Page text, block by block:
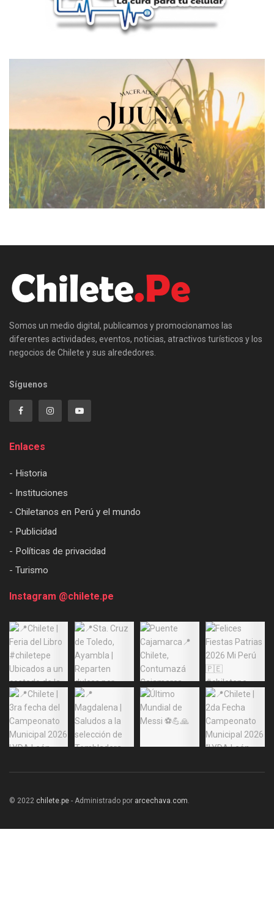
Somos un medio digital, publicamos y promocionamos las
diferentes actividades, eventos, noticias, atractivos turísticos y los
negocios de Chilete y sus alrededores.
Síguenos
Enlaces
- Historia
- Instituciones
- Chiletanos en Perú y el mundo
- Publicidad
- Políticas de privacidad
- Turismo
Instagram @chilete.pe
© 2022 chilete.pe - Administrado por arcechava.com